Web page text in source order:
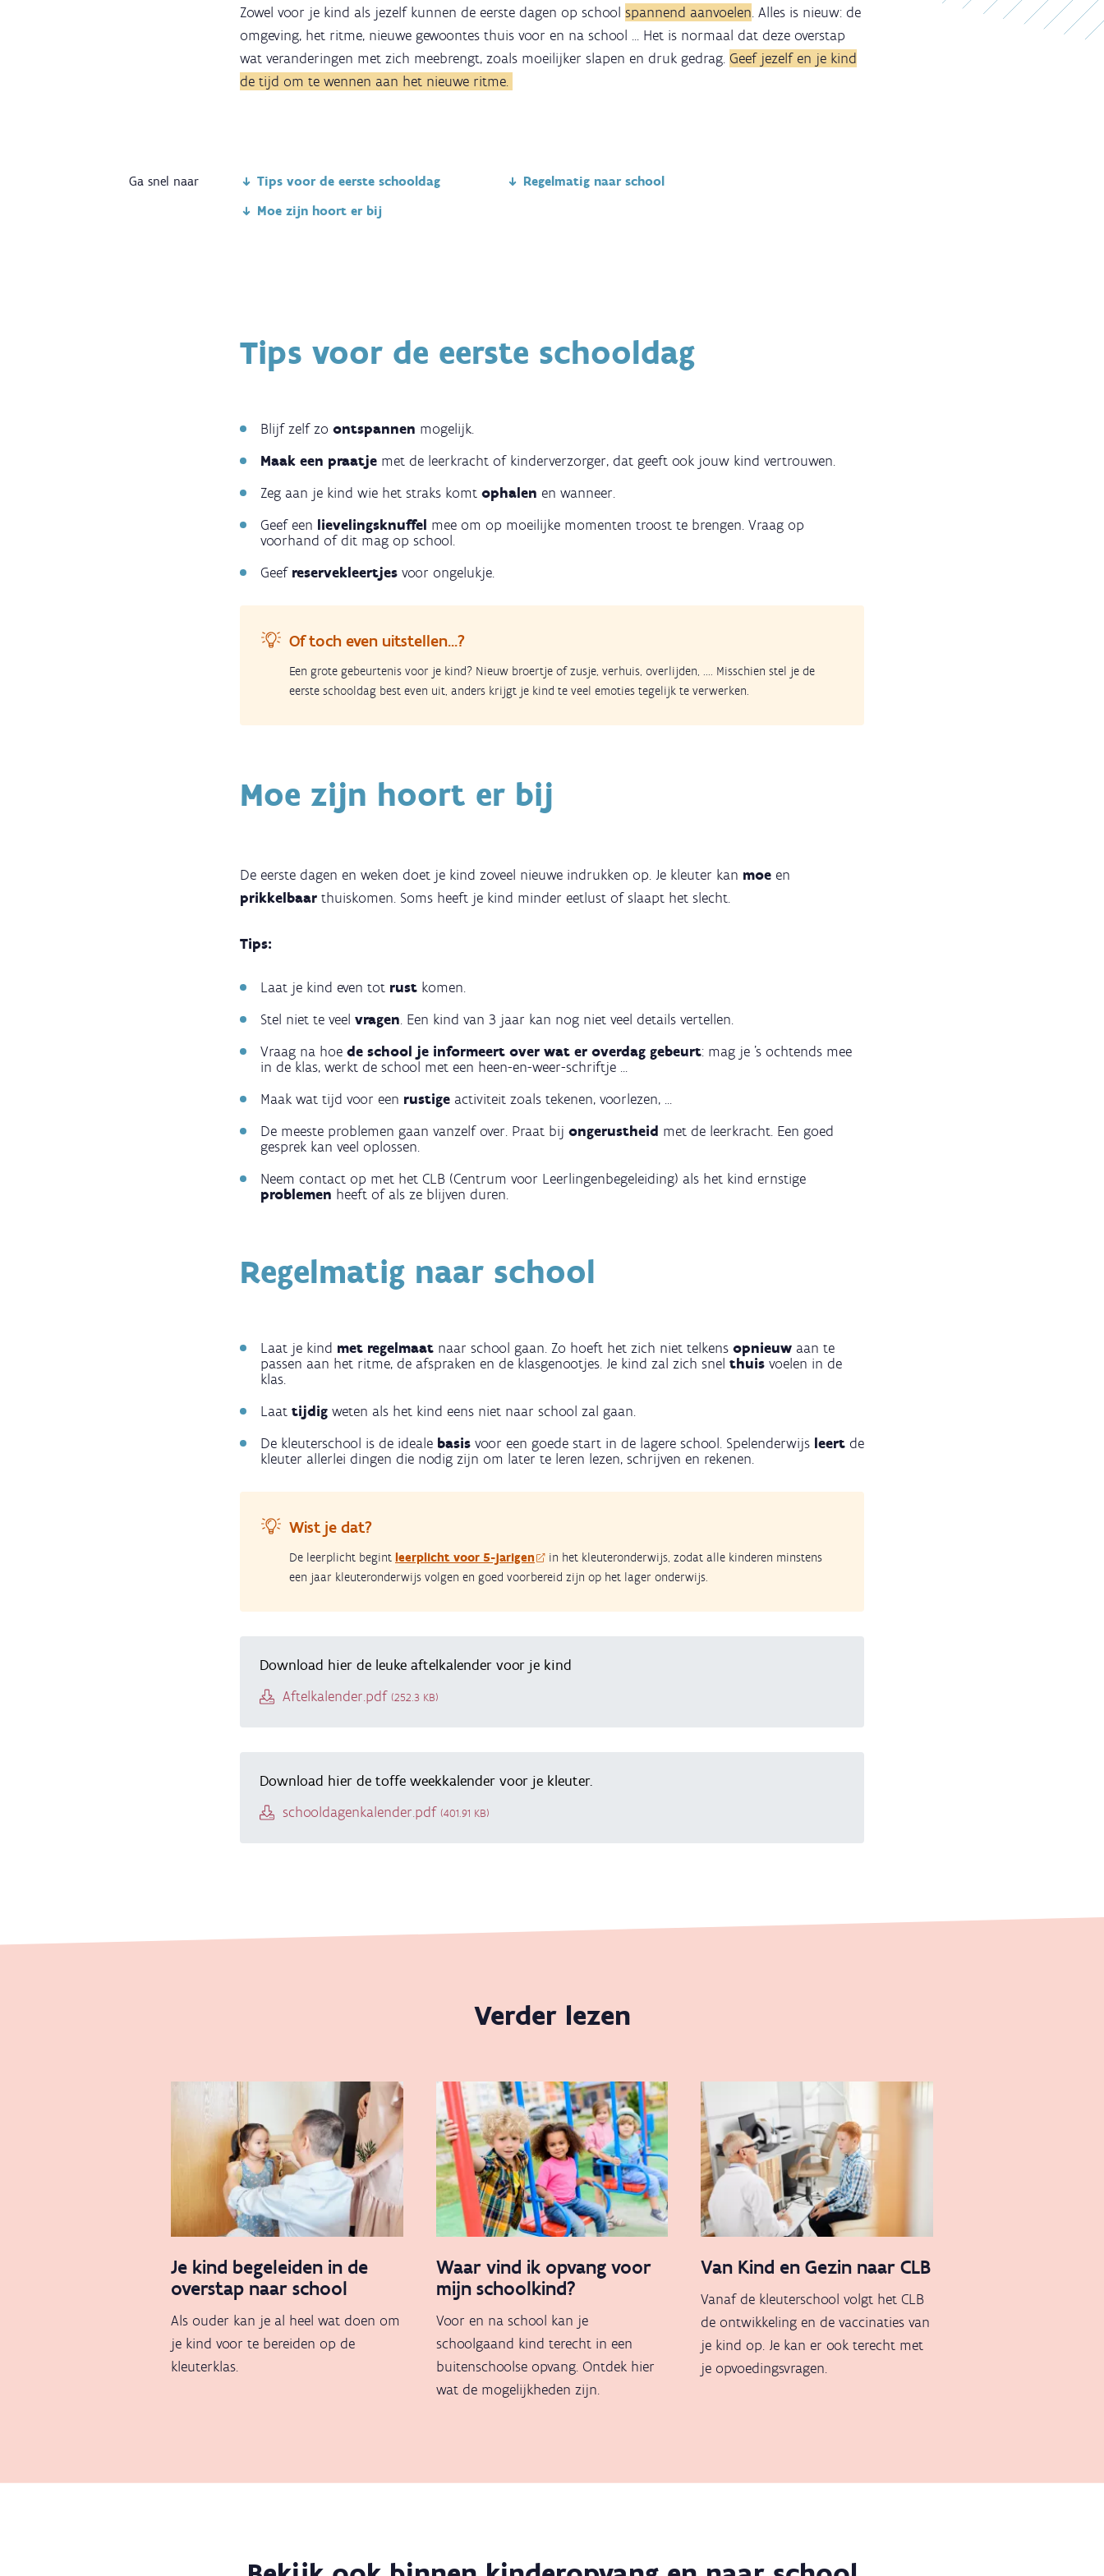
Zowel voor je kind als jezelf kunnen de eerste dagen op school spannend aanvoelen. Alles is nieuw: de
omgeving, het ritme, nieuwe gewoontes thuis voor en na school ... Het is normaal dat deze overstap
wat veranderingen met zich meebrengt, zoals moeilijker slapen en druk gedrag. Geef jezelf en je kind
de tijd om te wennen aan het nieuwe ritme.
Ga snel naar
Tips voor de eerste schooldag
Moe zijn hoort er bij
Regelmatig naar school
Tips voor de eerste schooldag
Blijf zelf zo ontspannen mogelijk.
Maak een praatje met de leerkracht of kinderverzorger, dat geeft ook jouw kind vertrouwen.
Zeg aan je kind wie het straks komt ophalen en wanneer.
Geef een lievelingsknuffel mee om op moeilijke momenten troost te brengen. Vraag op
voorhand of dit mag op school.
Geef reservekleertjes voor ongelukje.
Of toch even uitstellen...?
Een grote gebeurtenis voor je kind? Nieuw broertje of zusje, verhuis, overlijden, .... Misschien stel je de
eerste schooldag best even uit, anders krijgt je kind te veel emoties tegelijk te verwerken.
Moe zijn hoort er bij
De eerste dagen en weken doet je kind zoveel nieuwe indrukken op. Je kleuter kan moe en
prikkelbaar thuiskomen. Soms heeft je kind minder eetlust of slaapt het slecht.
Tips:
Laat je kind even tot rust komen.
Stel niet te veel vragen. Een kind van 3 jaar kan nog niet veel details vertellen.
Vraag na hoe de school je informeert over wat er overdag gebeurt: mag je 's ochtends mee
in de klas, werkt de school met een heen-en-weer-schriftje ...
Maak wat tijd voor een rustige activiteit zoals tekenen, voorlezen, ...
De meeste problemen gaan vanzelf over. Praat bij ongerustheid met de leerkracht. Een goed
gesprek kan veel oplossen.
Neem contact op met het CLB (Centrum voor Leerlingenbegeleiding) als het kind ernstige
problemen heeft of als ze blijven duren.
Regelmatig naar school
Laat je kind met regelmaat naar school gaan. Zo hoeft het zich niet telkens opnieuw aan te
passen aan het ritme, de afspraken en de klasgenootjes. Je kind zal zich snel thuis voelen in de
klas.
Laat tijdig weten als het kind eens niet naar school zal gaan.
De kleuterschool is de ideale basis voor een goede start in de lagere school. Spelenderwijs leert de
kleuter allerlei dingen die nodig zijn om later te leren lezen, schrijven en rekenen.
Wist je dat?
De leerplicht begint leerplicht voor 5-jarigen
in het kleuteronderwijs, zodat alle kinderen minstens
een jaar kleuteronderwijs volgen en goed voorbereid zijn op het lager onderwijs.
Download hier de leuke aftelkalender voor je kind
Document
Aftelkalender.pdf (252.3 KB)
Download hier de toffe weekkalender voor je kleuter.
Document
schooldagenkalender.pdf (401.91 KB)
Verder lezen
Je kind begeleiden in de
overstap naar school
Als ouder kan je al heel wat doen om
je kind voor te bereiden op de
kleuterklas.
Waar vind ik opvang voor
mijn schoolkind?
Voor en na school kan je
schoolgaand kind terecht in een
buitenschoolse opvang. Ontdek hier
wat de mogelijkheden zijn.
Van Kind en Gezin naar CLB
Vanaf de kleuterschool volgt het CLB
de ontwikkeling en de vaccinaties van
je kind op. Je kan er ook terecht met
je opvoedingsvragen.